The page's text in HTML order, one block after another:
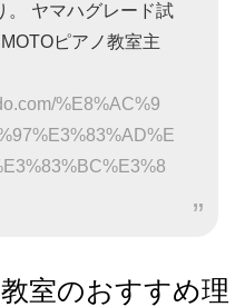
。 ヤマハグレード試
ピアノ教室主
%E8%AC%9
室のおすすめ理